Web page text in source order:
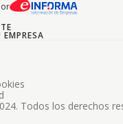
Todos los derechos